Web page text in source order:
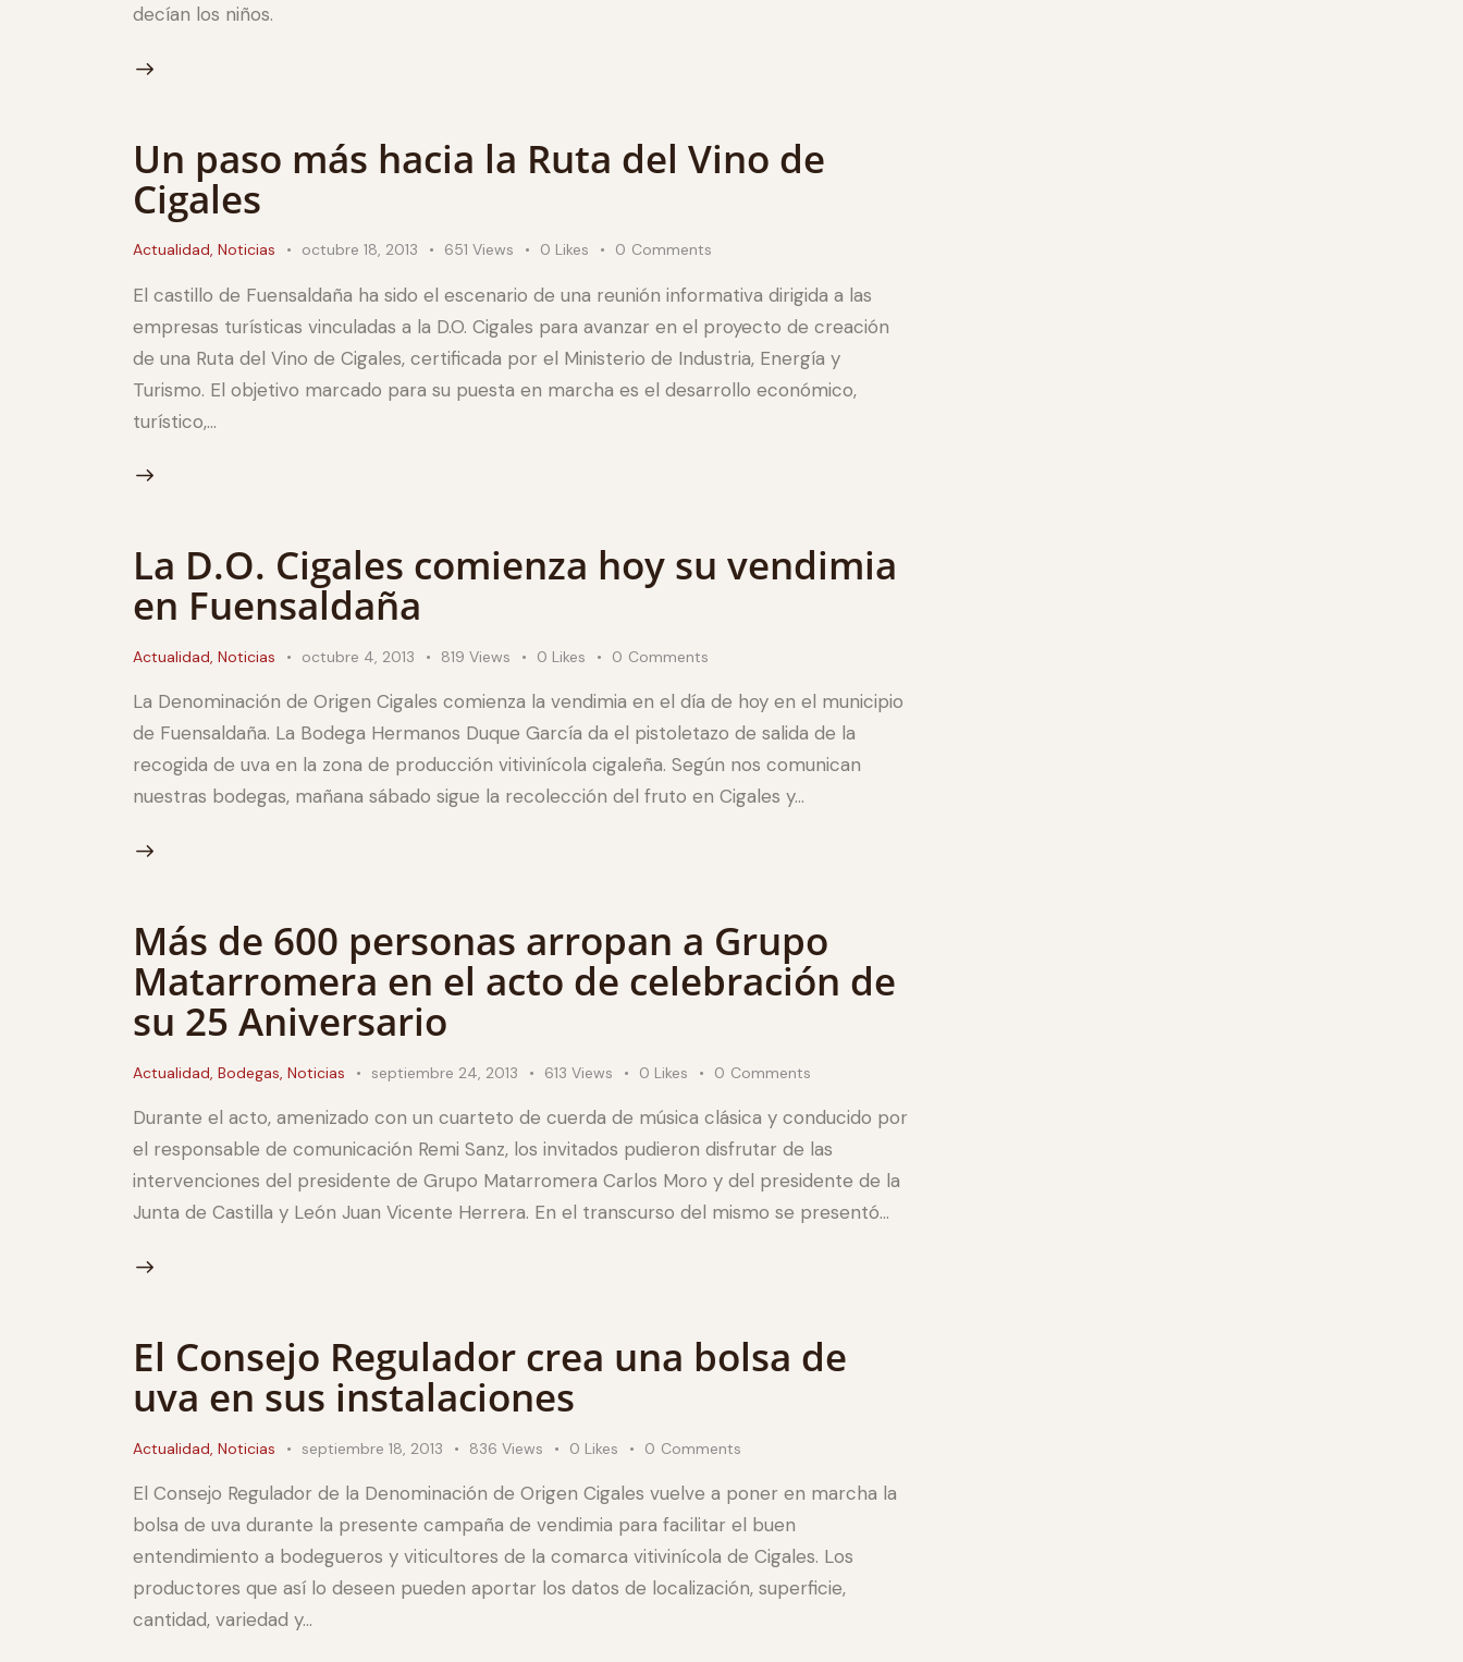
decían los niños.
Un paso más hacia la Ruta del Vino de
Cigales
Actualidad, Noticias octubre 18, 2013 651 Views 0 Likes 0 Comments
El castillo de Fuensaldaña ha sido el escenario de una reunión informativa dirigida a las
empresas turísticas vinculadas a la D.O. Cigales para avanzar en el proyecto de creación
de una Ruta del Vino de Cigales, certificada por el Ministerio de Industria, Energía y
Turismo. El objetivo marcado para su puesta en marcha es el desarrollo económico,
turístico,…
La D.O. Cigales comienza hoy su vendimia
en Fuensaldaña
Actualidad, Noticias octubre 4, 2013 819 Views 0 Likes 0 Comments
La Denominación de Origen Cigales comienza la vendimia en el día de hoy en el municipio
de Fuensaldaña. La Bodega Hermanos Duque García da el pistoletazo de salida de la
recogida de uva en la zona de producción vitivinícola cigaleña. Según nos comunican
nuestras bodegas, mañana sábado sigue la recolección del fruto en Cigales y…
Más de 600 personas arropan a Grupo
Matarromera en el acto de celebración de
su 25 Aniversario
Actualidad, Bodegas, Noticias septiembre 24, 2013 613 Views 0 Likes 0 Comments
Durante el acto, amenizado con un cuarteto de cuerda de música clásica y conducido por
el responsable de comunicación Remi Sanz, los invitados pudieron disfrutar de las
intervenciones del presidente de Grupo Matarromera Carlos Moro y del presidente de la
Junta de Castilla y León Juan Vicente Herrera. En el transcurso del mismo se presentó…
El Consejo Regulador crea una bolsa de
uva en sus instalaciones
Actualidad, Noticias septiembre 18, 2013 836 Views 0 Likes 0 Comments
El Consejo Regulador de la Denominación de Origen Cigales vuelve a poner en marcha la
bolsa de uva durante la presente campaña de vendimia para facilitar el buen
entendimiento a bodegueros y viticultores de la comarca vitivinícola de Cigales. Los
productores que así lo deseen pueden aportar los datos de localización, superficie,
cantidad, variedad y…